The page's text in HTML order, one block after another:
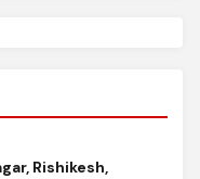
Rishikesh,